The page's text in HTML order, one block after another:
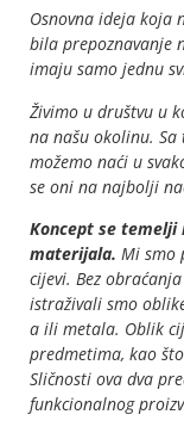
Osnovna ideja koja
bila prepoznavanje
imaju samo jednu
Živimo u društvu u
na našu okolinu.
možemo naći u
se oni na najbolji
Koncept se
materijala. Mi smo
cijevi. Bez
istraživali smo
a ili metala. Oblik
predmetima, kao
Sličnosti ova dva
funkcionalnog